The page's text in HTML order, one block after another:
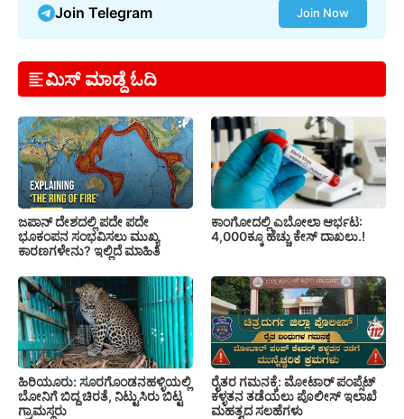
Join Telegram Join Now
ಮಿಸ್ ಮಾಡ್ದೆ ಓದಿ
ಜಪಾನ್ ದೇಶದಲ್ಲಿ ಪದೇ ಪದೇ
ಭೂಕಂಪನ ಸಂಭವಿಸಲು ಮುಖ್ಯ
ಕಾರಣಗಳೇನು? ಇಲ್ಲಿದೆ ಮಾಹಿತಿ
ಕಾಂಗೋದಲ್ಲಿ ಎಬೋಲಾ ಆರ್ಭಟ:
4,000ಕ್ಕೂ ಹೆಚ್ಚು ಕೇಸ್ ದಾಖಲು.!
ಹಿರಿಯೂರು: ಸೂರಗೊಂಡನಹಳ್ಳಿಯಲ್ಲಿ
ಬೋನಿಗೆ ಬಿದ್ದ ಚಿರತೆ, ನಿಟ್ಟುಸಿರು ಬಿಟ್ಟ
ಗ್ರಾಮಸ್ಥರು
ರೈತರ ಗಮನಕ್ಕೆ: ಮೋಟಾರ್ ಪಂಪ್ಸೆಟ್
ಕಳ್ಳತನ ತಡೆಯಲು ಪೊಲೀಸ್ ಇಲಾಖೆ
ಮಹತ್ವದ ಸಲಹೆಗಳು